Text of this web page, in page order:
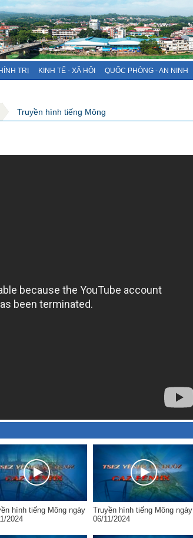
TRỊ KINH TẾ - XÃ HỘI QUỐC PHÒNG - AN NINH
Truyền hình tiếng Mông
hình tiếng Mông ngày
2024
Truyền hình tiếng Mông ngày
06/11/2024